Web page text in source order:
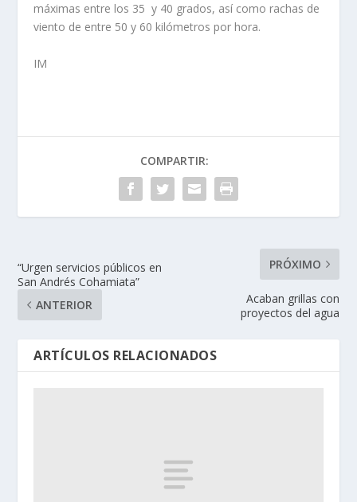
máximas entre los 35 y 40 grados, así como rachas de
viento de entre 50 y 60 kilómetros por hora.
IM
COMPARTIR:
“Urgen servicios públicos en
San Andrés Cohamiata”
ANTERIOR
PRÓXIMO
Acaban grillas con
proyectos del agua
ARTÍCULOS RELACIONADOS